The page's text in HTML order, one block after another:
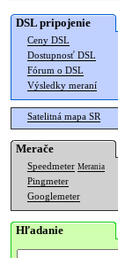
DSL pripojenie
Ceny DSL
Dostupnosť DSL
Fórum o DSL
Výsledky meraní
Satelitná mapa SR
Merače
Speedmeter Merania
Pingmeter
Googlemeter
Hľadanie